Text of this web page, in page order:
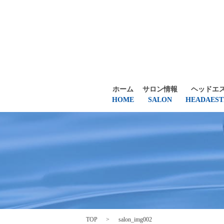
ホーム
HOME
サロン情報
SALON
ヘッドエ
TOP salon_img002